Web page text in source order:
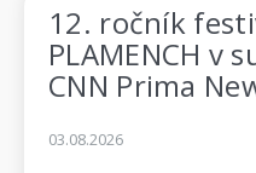
12. ročník
PLAMENCH v
CNN Prima
03.08.2026